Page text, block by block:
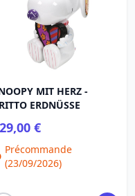
MIT HERZ -
ERDNÜSSE
€
Précommande
(23/09/2026)